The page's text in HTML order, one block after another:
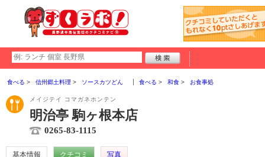
食べる 信州郷土料理 ソースカツどん 食べる 和食 お食事処
メイジテイ コマガネホンテン
明治亭 駒ヶ根本店
0265-83-1115
基本情報 クチコミ
写真